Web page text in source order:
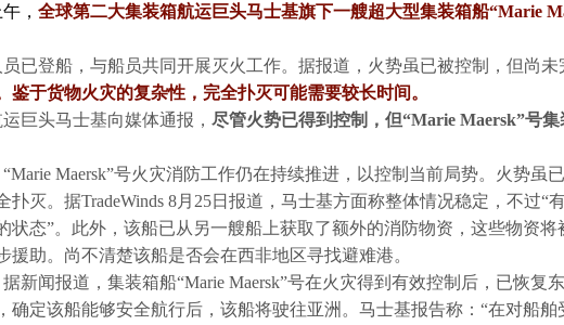
， 全球第二大集装箱航运巨头马士基旗下一艘超大型集装箱船“Marie
已登船，与船员共同开展灭火工作。据报道，火势虽已被控制，但尚未
鉴于货物火灾的复杂性，完全扑灭可能需要较长时间。
巨头马士基向媒体通报， 尽管火势已得到控制，但“Marie Maersk”号
“Marie Maersk”号火灾消防工作仍在持续推进，以控制当前局势。火势虽
扑灭。据TradeWinds 8月25日报道，马士基方面称整体情况稳定，不过“
状态”。此外，该船已从另一艘船上获取了额外的消防物资，这些物资将
援助。尚不清楚该船是否会在西非地区寻找避难港。
据新闻报道，集装箱船“Marie Maersk”号在火灾得到有效控制后，已恢复
确定该船能够安全航行后，该船将驶往亚洲。马士基报告称：“在对船舶